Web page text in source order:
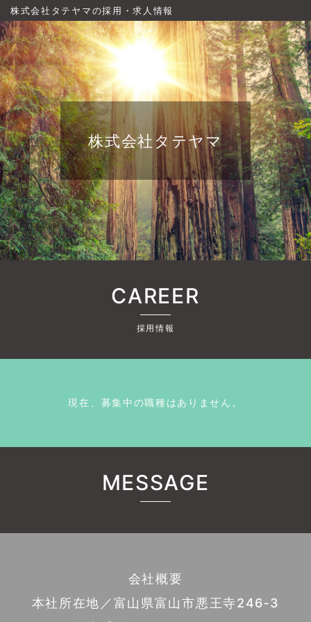
株式会社タテヤマの採用・求人情報
株式会社タテヤマ
CAREER
採用情報
現在、募集中の職種はありません。
MESSAGE
会社概要
本社所在地／富山県富山市悪王寺246‐3